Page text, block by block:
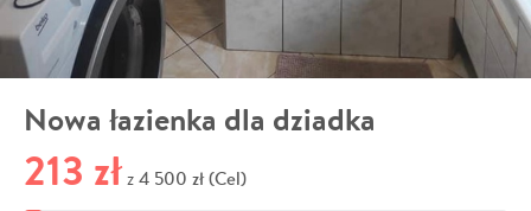
Nowa łazienka dla dziadka
213 zł z 4 500 zł (Cel)